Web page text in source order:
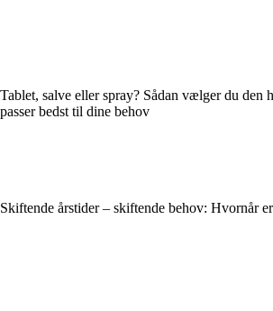
Tablet, salve eller spray? Sådan vælger du den
passer bedst til dine behov
Skiftende årstider – skiftende behov: Hvornår